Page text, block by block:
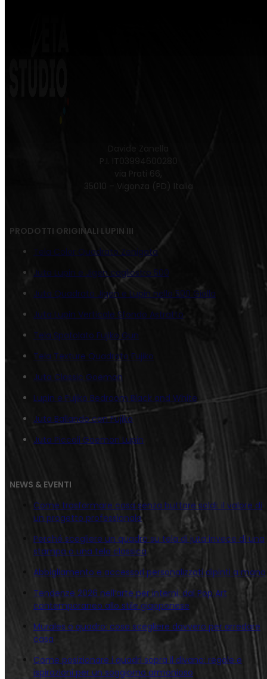
P.I. IT03994600280
via Prati 66,
35010 – Vigonza (PD) Italia
PRODOTTI ORIGINALI LUPIN III
Tela Color Quadrato Zenigata
Juta Lupin e Jigen cagliostro 500
Juta Quadrato Jigen e Lupin nella 500 Gialla
Juta Lupin Verticale Sfondo Astratto
Tela Spatolato Fujiko Gun
Tela Texture Quadrato Fujiko
Juta Classic Goemon
Lupin e Fujiko Bedroom Black and White
Juta Ballando con Fujiko
Juta Piccoli Goemon Lupin
NEWS & EVENTI
Come trasformare casa senza buttare soldi: il valore di
un progetto professionale
Perché scegliere un quadro su tela di juta invece di una
stampa o una tela classica
Abbigliamento e accessori personalizzati dipinti a mano
Tendenze 2026 nell’arte per interni: dal Pop Art
contemporaneo allo stile giapponese
Murales o quadro: cosa scegliere davvero per arredare
casa
Come posizionare i quadri sopra il divano: regole e
ispirazioni per un soggiorno armonioso